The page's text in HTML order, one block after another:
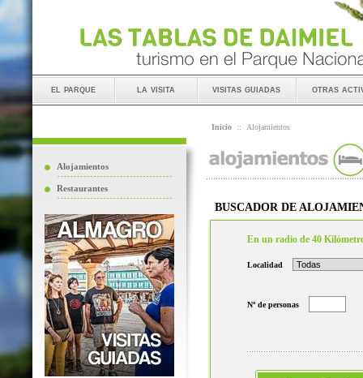
el parque la visita visitas guiadas otras
Alojamientos
Restaurantes
Inicio :: Alojamientos
BUSCADOR DE
En un radio de 40
Localidad
Nº de personas